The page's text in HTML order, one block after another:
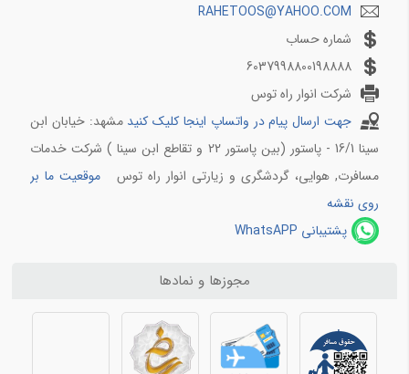
قوانین پرواز برای خانم های باردار
لوازم ممنوعه در هواپیما کدامند
آشنایی با فرودگاه های ایران و جهان
فرودگاه بین المللی مهرآباد
فرودگاه بین المللی هاشمی نژاد مشهد
فرودگاه بین المللی امام خمینی
فرودگاه جدید استانبول
شرکت های ریلی
معرفی شرکت ریلی فدک
معرفی راه آهن جمهوری اسلامی ایران
RAHETOOS@YAHOO.COM
شماره حساب
6037998800198888
شرکت انوار راه توس
جهت ارسال پیام در واتساپ اینجا کلیک کنید مشهد: خیابان ابن
سینا 16/1 ‍‍‍- پاستور (بین پاستور 22 و تقاطع ابن سینا ) شرکت خدمات
مسافرت, هوایی، گردشگری و زیارتی انوار راه توس موقعیت ما بر
روی نقشه
پشتیبانی WhatsAPP
مجوزها و نمادها